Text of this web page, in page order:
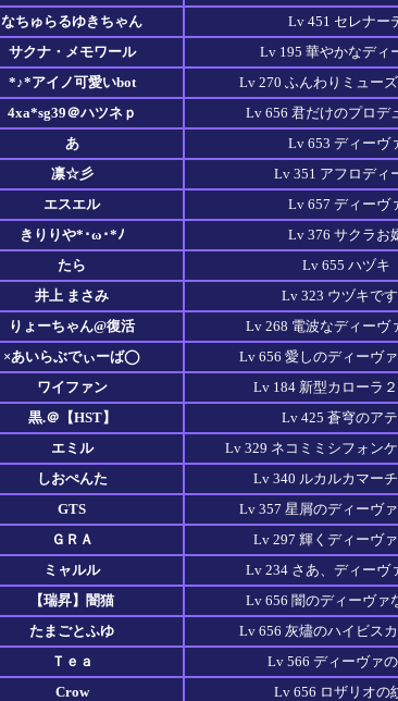
なちゅらるゆきちゃん Lv 451 セレナー
サクナ・メモワール Lv 195 華やかなディ
*♪*アイノ可愛いbot Lv 270 ふんわりミュー
4xa*sg39＠ハツネｐ Lv 656 君だけのプロデ
あ Lv 653 ディーヴ
凛☆彡 Lv 351 アフロディ
エスエル Lv 657 ディーヴ
きりりや*･ω･*ﾉ Lv 376 サクラお
たら Lv 655 ハヅキ
井上 まさみ Lv 323 ウヅキで
りょーちゃん@復活 Lv 268 電波なディーヴ
×あいらぶでぃーば◯ Lv 656 愛しのディーヴ
ワイファン Lv 184 新型カローラ
黒.＠【HST】 Lv 425 蒼穹のア
エミル Lv 329 ネコミミシフォン
しおぺんた Lv 340 ルカルカマー
GTS Lv 357 星屑のディーヴ
ＧＲＡ Lv 297 輝くディーヴ
ミャルル Lv 234 さあ、ディーヴ
【瑞昇】闇猫 Lv 656 闇のディーヴァ
たまごとふゆ Lv 656 灰燼のハイビス
Ｔｅａ Lv 566 ディーヴァ
Crow Lv 656 ロザリオの